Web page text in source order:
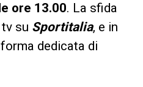
ore 13.00. La sfida
su Sportitalia, e in
dedicata di